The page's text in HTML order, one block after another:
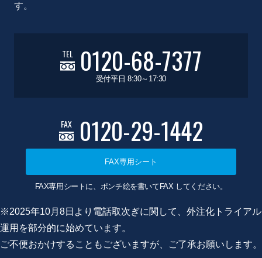
す。
TEL 0120-68-7377
受付平日 8:30～17:30
FAX 0120-29-1442
FAX専用シート
FAX専用シートに、ポンチ絵を書いてFAX してください。
※2025年10月8日より電話取次ぎに関して、外注化トライアル
運用を部分的に始めています。
ご不便おかけすることもございますが、ご了承お願いします。